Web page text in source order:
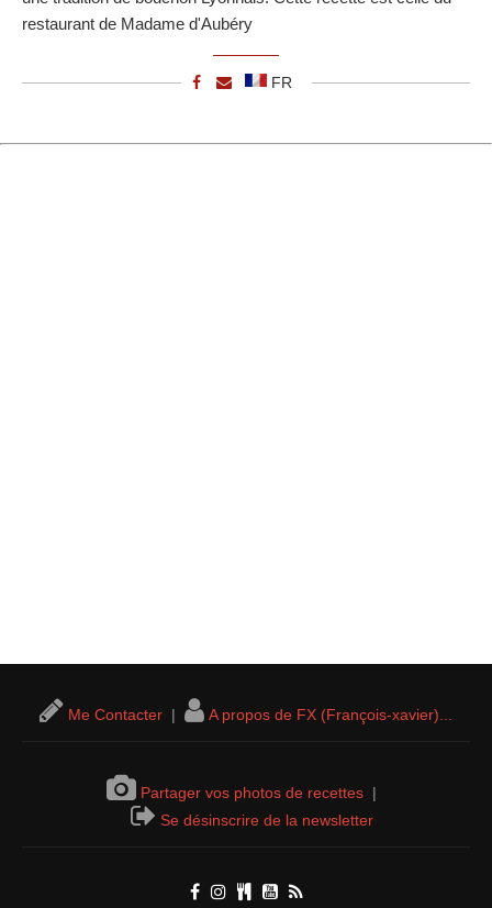
restaurant de Madame d'Aubéry
FR
Me Contacter | A propos de FX (François-xavier)...
Partager vos photos de recettes |
Se désinscrire de la newsletter